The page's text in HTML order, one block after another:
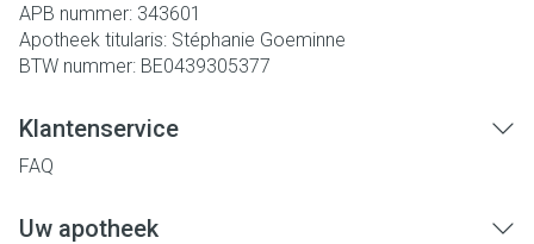
APB nummer: 343601
Apotheek titularis: Stéphanie Goeminne
BTW nummer: BE0439305377
Klantenservice
FAQ
Uw apotheek